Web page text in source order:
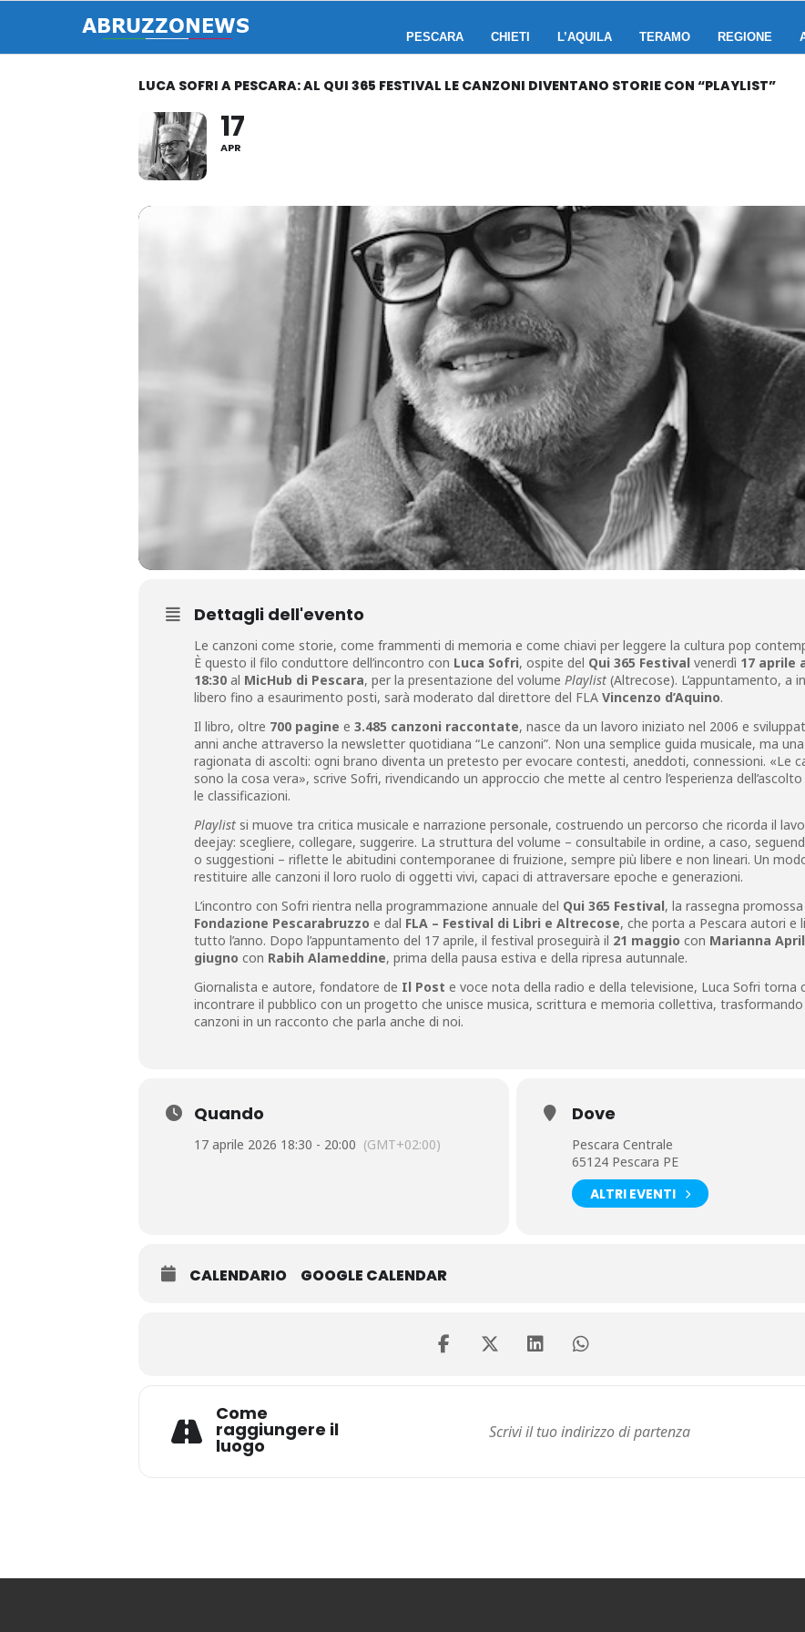
PESCARA CHIETI L’AQUILA TERAMO REGIONE
LUCA SOFRI A PESCARA: AL QUI 365 FESTIVAL LE CANZONI DIVENTANO STORIE CON “PLAYLIST”
17
APR
Dettagli dell'evento
Le canzoni come storie, come frammenti di memoria e come chiavi per leggere la cultura pop
È questo il filo conduttore dell’incontro con Luca Sofri, ospite del Qui 365 Festival venerdì 17 aprile
18:30 al MicHub di Pescara, per la presentazione del volume Playlist (Altrecose). L’appuntamento, a
libero fino a esaurimento posti, sarà moderato dal direttore del FLA Vincenzo d’Aquino.
Il libro, oltre 700 pagine e 3.485 canzoni raccontate, nasce da un lavoro iniziato nel 2006 e
anni anche attraverso la newsletter quotidiana “Le canzoni”. Non una semplice guida musicale, ma
ragionata di ascolti: ogni brano diventa un pretesto per evocare contesti, aneddoti, connessioni. «Le
sono la cosa vera», scrive Sofri, rivendicando un approccio che mette al centro l’esperienza dell’ascolto
le classificazioni.
Playlist si muove tra critica musicale e narrazione personale, costruendo un percorso che ricorda il
deejay: scegliere, collegare, suggerire. La struttura del volume – consultabile in ordine, a caso,
o suggestioni – riflette le abitudini contemporanee di fruizione, sempre più libere e non lineari. Un
restituire alle canzoni il loro ruolo di oggetti vivi, capaci di attraversare epoche e generazioni.
L’incontro con Sofri rientra nella programmazione annuale del Qui 365 Festival, la rassegna
Fondazione Pescarabruzzo e dal FLA – Festival di Libri e Altrecose, che porta a Pescara autori e
tutto l’anno. Dopo l’appuntamento del 17 aprile, il festival proseguirà il 21 maggio con Marianna
giugno con Rabih Alameddine, prima della pausa estiva e della ripresa autunnale.
Giornalista e autore, fondatore de Il Post e voce nota della radio e della televisione, Luca Sofri torna
incontrare il pubblico con un progetto che unisce musica, scrittura e memoria collettiva, trasformando
canzoni in un racconto che parla anche di noi.
Quando
17 aprile 2026 18:30 - 20:00 (GMT+02:00)
Dove
Pescara Centrale
65124 Pescara PE
ALTRI EVENTI
CALENDARIO GOOGLE CALENDAR
Come
raggiungere il
luogo